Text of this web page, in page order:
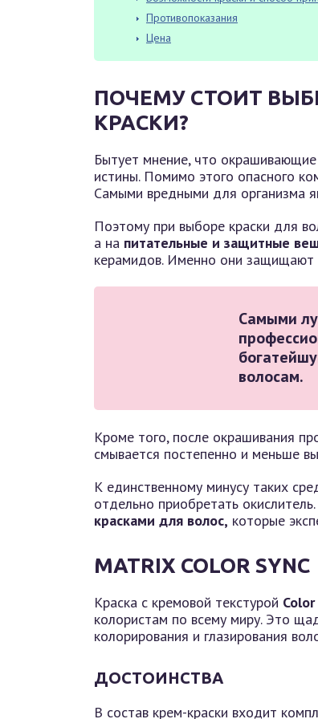
Противопоказания
Цена
ПОЧЕМУ СТОИТ
КРАСКИ?
Бытует мнение, что
истины. Помимо этого опасного
Самыми вредными для организма
Поэтому при выборе краски для
а на питательные и защитные
керамидов. Именно они защищают
Самыми
волосам.
Кроме того, после окрашивания
смывается постепенно и меньше
К единственному минусу таких
отдельно приобретать
красками для волос, которые
MATRIX COLOR SYNC
Краска с кремовой текстурой
колористам по всему миру. Это
колорирования и глазирования
ДОСТОИНСТВА
В состав крем-краски входит